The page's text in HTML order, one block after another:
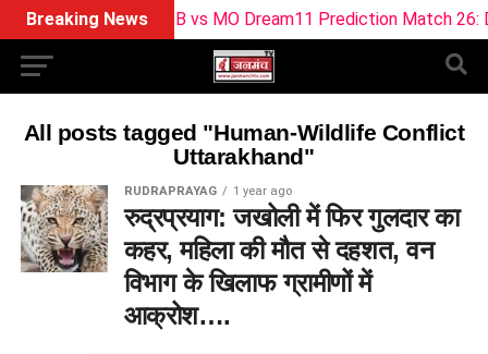
Breaking NewsSOB vs MO Dream11 Prediction Match 26:
All posts tagged "Human-Wildlife Conflict
Uttarakhand"
RUDRAPRAYAG 1 year ago
रुद्रप्रयाग: जखोली में फिर गुलदार का
कहर, महिला की मौत से दहशत, वन
विभाग के खिलाफ ग्रामीणों में
आक्रोश….